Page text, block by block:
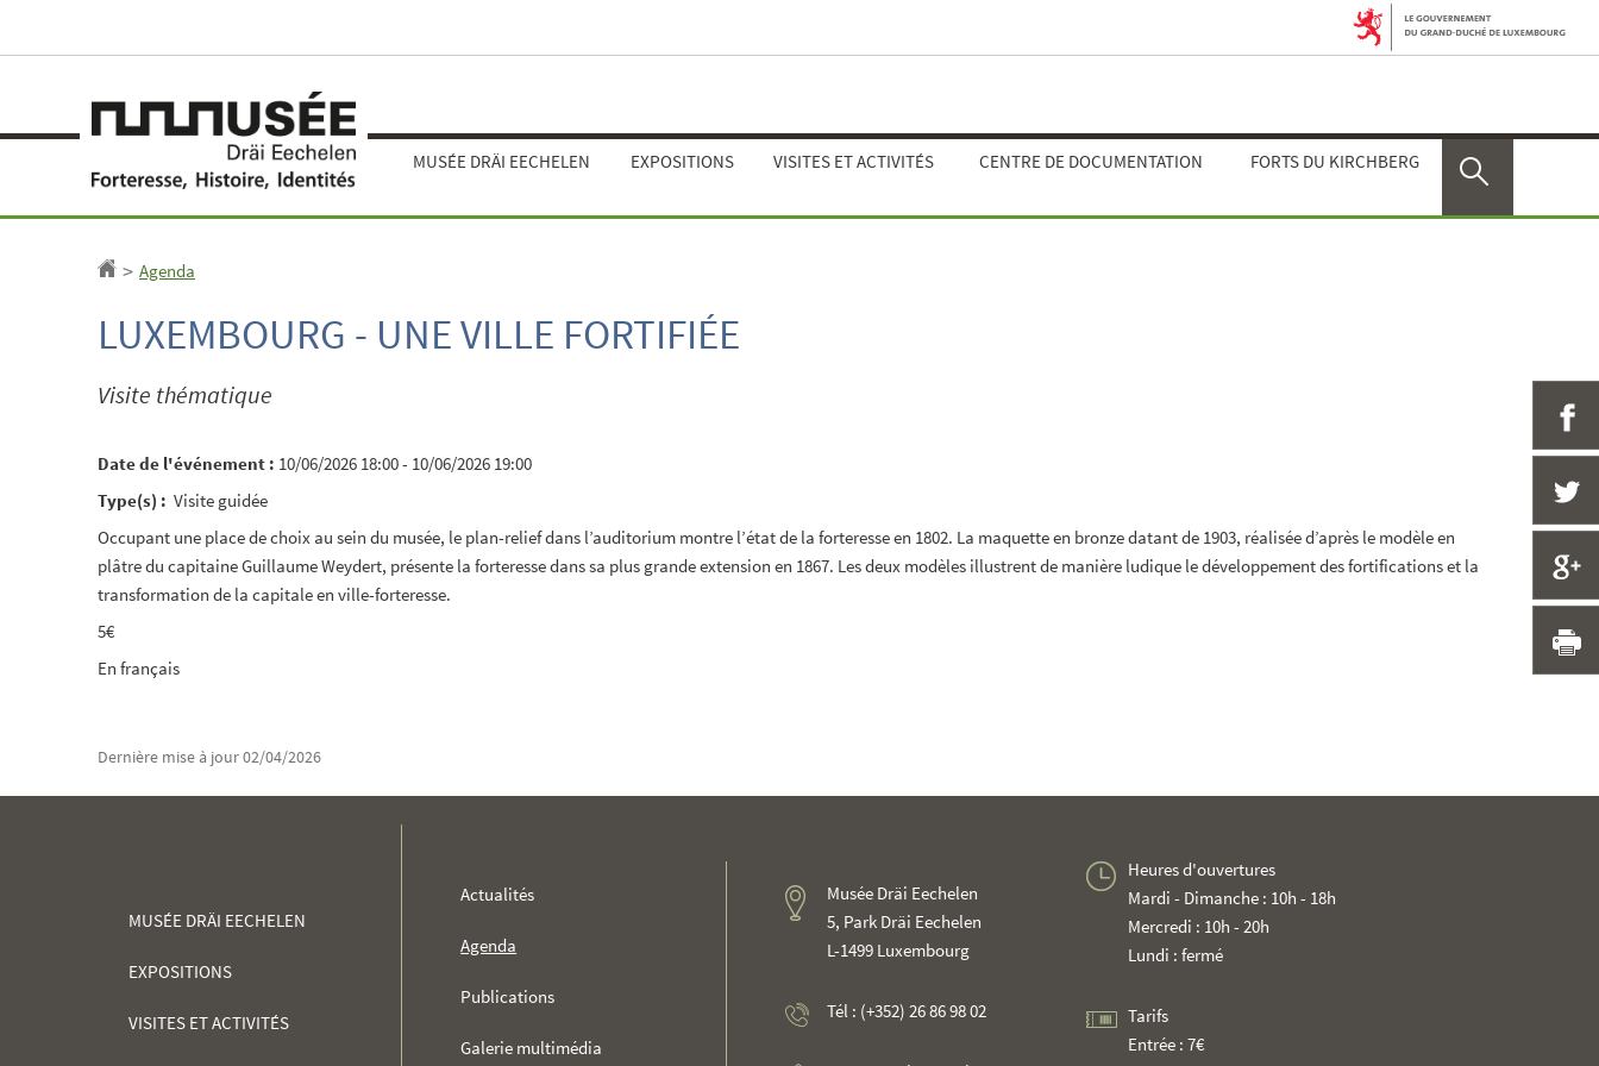
MUSÉE DRÄI EECHELEN EXPOSITIONS VISITES ET ACTIVITÉS CENTRE DE DOCUMENTATION FORTS DU KIRCHBERG
Accueil
> Agenda
LUXEMBOURG - UNE VILLE FORTIFIÉE
Visite thématique
Date de l'événement : 10/06/2026 18:00 - 10/06/2026 19:00
Type(s) : Visite guidée
Occupant une place de choix au sein du musée, le plan-relief dans l’auditorium montre l’état de la forteresse en 1802. La maquette en bronze datant de 1903, réalisée d’après le modèle en
plâtre du capitaine Guillaume Weydert, présente la forteresse dans sa plus grande extension en 1867. Les deux modèles illustrent de manière ludique le développement des fortifications et la
transformation de la capitale en ville-forteresse.
5€
En français
Dernière mise à jour02/04/2026
MENU
NAVIGATION
MUSÉE DRÄI EECHELEN
EXPOSITIONS
VISITES ET ACTIVITÉS
Actualités
Agenda
Publications
Galerie multimédia
Musée Dräi Eechelen
5, Park Dräi Eechelen
L-1499 Luxembourg
Tél : (+352) 26 86 98 02
Heures d'ouvertures
Mardi - Dimanche : 10h - 18h
Mercredi : 10h - 20h
Lundi : fermé
Tarifs
Entrée : 7€